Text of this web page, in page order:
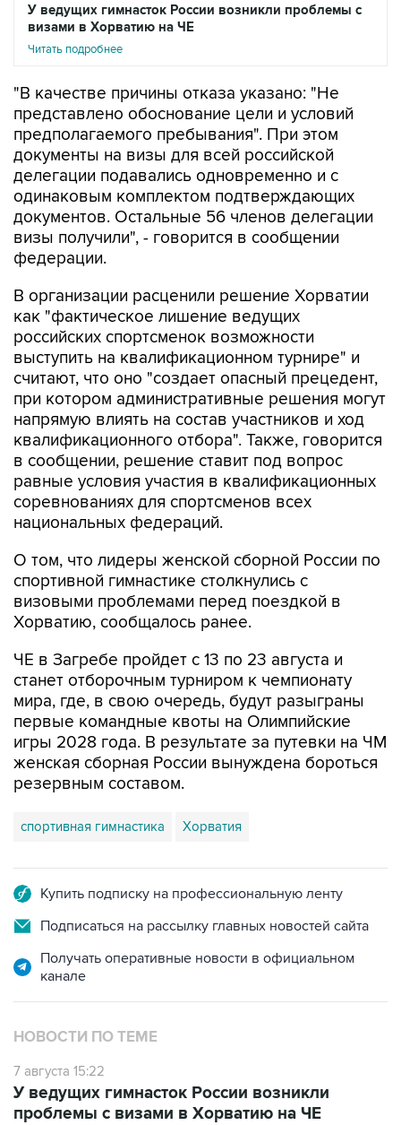
У ведущих гимнасток России возникли проблемы с
визами в Хорватию на ЧЕ
Читать подробнее
"В качестве причины отказа указано: "Не
представлено обоснование цели и условий
предполагаемого пребывания". При этом
документы на визы для всей российской
делегации подавались одновременно и с
одинаковым комплектом подтверждающих
документов. Остальные 56 членов делегации
визы получили", - говорится в сообщении
федерации.
В организации расценили решение Хорватии
как "фактическое лишение ведущих
российских спортсменок возможности
выступить на квалификационном турнире" и
считают, что оно "создает опасный прецедент,
при котором административные решения могут
напрямую влиять на состав участников и ход
квалификационного отбора". Также, говорится
в сообщении, решение ставит под вопрос
равные условия участия в квалификационных
соревнованиях для спортсменов всех
национальных федераций.
О том, что лидеры женской сборной России по
спортивной гимнастике столкнулись с
визовыми проблемами перед поездкой в
Хорватию, сообщалось ранее.
ЧЕ в Загребе пройдет с 13 по 23 августа и
станет отборочным турниром к чемпионату
мира, где, в свою очередь, будут разыграны
первые командные квоты на Олимпийские
игры 2028 года. В результате за путевки на ЧМ
женская сборная России вынуждена бороться
резервным составом.
спортивная гимнастика Хорватия
Купить подписку на профессиональную ленту
Подписаться на рассылку главных новостей сайта
Получать оперативные новости в официальном
канале
НОВОСТИ ПО ТЕМЕ
7 августа 15:22
У ведущих гимнасток России возникли
проблемы с визами в Хорватию на ЧЕ